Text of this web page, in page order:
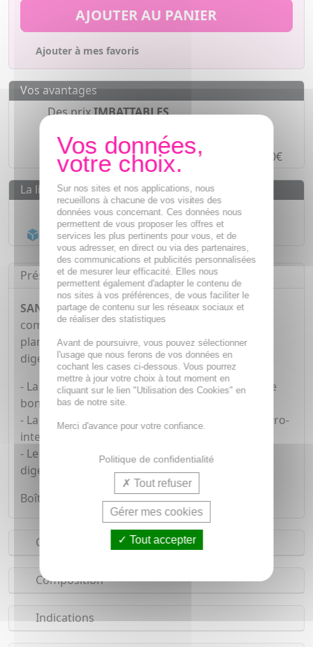
AJOUTER AU PANIER
Ajouter à mes favoris
Vos avantages
Des prixIMBATTABLES
Paiement en ligne
SÉCURISÉ
Paiement en4 fois sans frais à partir de 30€
La livraison
Livraison gratuite dès 55€
Acheminement Chronoposten 24h*
Présentation
SANTE VERTE Transit intestinalest un
complément alimentaire à base d'extraits de 5
plantes destiné à apporter du confort au niveau
digestif.
- La coriandre et l'artichaut interviennent dans le
bon fonctionnement de la digestion.
- La guimauve soutient la santé du système gastro-
intestinal.
- Le tamarin et le pruneau contribuent à la
digestion par leur effet laxatif naturel.
Boîte de 60 comprimés.
Conseils d'utilisation
Composition
Indications
Sur nos sites et nos applications, nous
recueillons à chacune de vos visites des
données vous concernant. Ces données nous
permettent de vous proposer les offres et
services les plus pertinents pour vous, et de
vous adresser, en direct ou via des partenaires,
des communications et publicités personnalisées
et de mesurer leur efficacité. Elles nous
permettent également d'adapter le contenu de
nos sites à vos préférences, de vous faciliter le
partage de contenu sur les réseaux sociaux et
de réaliser des statistiques
Avant de poursuivre, vous pouvez sélectionner
l'usage que nous ferons de vos données en
cochant les cases ci-dessous. Vous pourrez
mettre à jour votre choix à tout moment en
cliquant sur le lien "Utilisation des Cookies" en
bas de notre site.
Merci d'avance pour votre confiance.
Politique de confidentialité
Tout refuser
Gérer mes cookies
Tout accepter